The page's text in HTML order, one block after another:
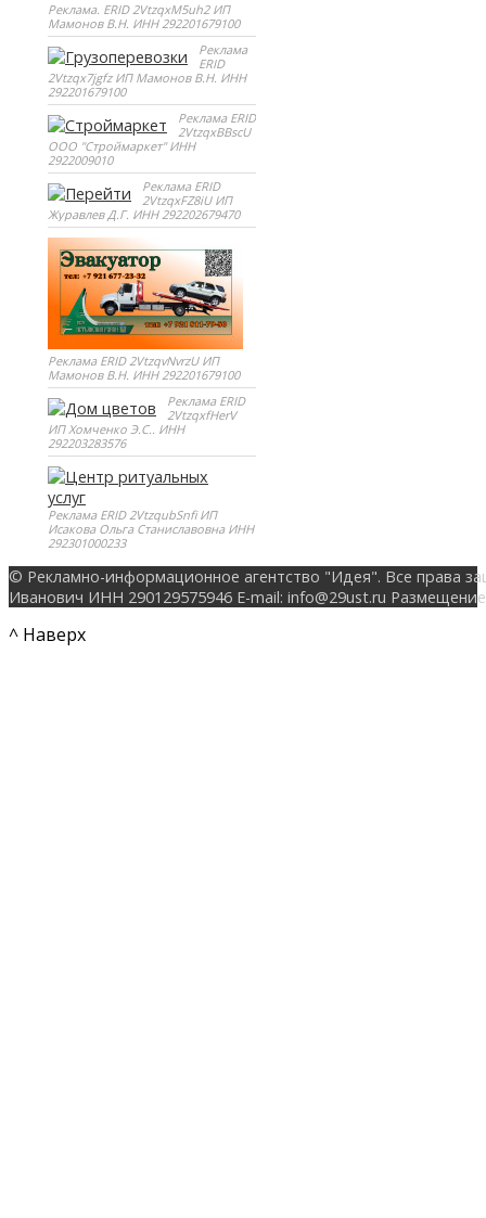
Реклама. ERID 2VtzqxM5uh2 ИП
Мамонов В.Н. ИНН 292201679100
Реклама
ERID
2Vtzqx7jgfz ИП Мамонов В.Н. ИНН
292201679100
Реклама ERID
2VtzqxBBscU
ООО "Строймаркет" ИНН
2922009010
Реклама ERID
2VtzqxFZ8iU ИП
Журавлев Д.Г. ИНН 292202679470
Реклама ERID 2VtzqvNvrzU ИП
Мамонов В.Н. ИНН 292201679100
Реклама ERID
2VtzqxfHerV
ИП Хомченко Э.С.. ИНН
292203283576
Реклама ERID 2VtzqubSnfi ИП
Исакова Ольга Станиславовна ИНН
292301000233
© Рекламно-информационное агентство "Идея". Все права
Иванович ИНН 290129575946 E-mail: info@29ust.ru
^ Наверх